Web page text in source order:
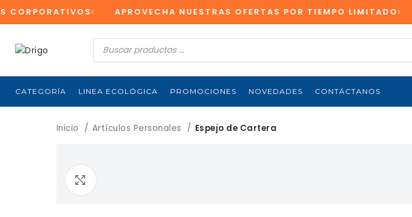
APROVECHA NUESTRAS OFERTAS POR TIEMPO LIMITADO
Búsqueda
de
productos
CATEGORÍA LINEA ECOLÓGICA PROMOCIONES NOVEDADES CONTÁCTANOS
Inicio Artículos Personales Espejo de Cartera